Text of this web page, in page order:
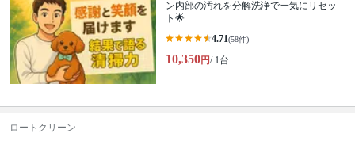
ン内部の汚れを分解洗浄で一気にリセッ
ト🌟
4.71(58件)
10,350円/ 1台
ロートクリーン